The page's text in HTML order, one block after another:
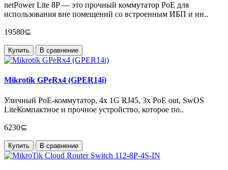
netPower Lite 8P — это прочный коммутатор PoE для
использования вне помещений со встроенным ИБП и ин..
19580⊆
Купить В сравнение
Mikrotik GPeRx4 (GPER14i)
Уличный PoE-коммутатор, 4х 1G RJ45, 3x PoE out, SwOS
LiteКомпактное и прочное устройство, которое по..
6230⊆
Купить В сравнение